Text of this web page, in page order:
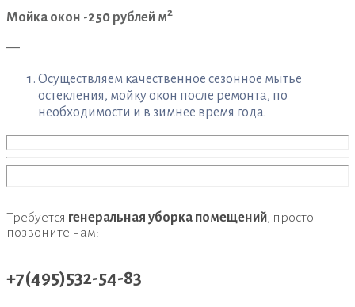
Мойка окон -250 рублей м2
—
Осуществляем качественное сезонное мытье
остекления, мойку окон после ремонта, по
необходимости и в зимнее время года.
Требуется генеральная уборка помещений, просто
позвоните нам:
+7(495)532-54-83